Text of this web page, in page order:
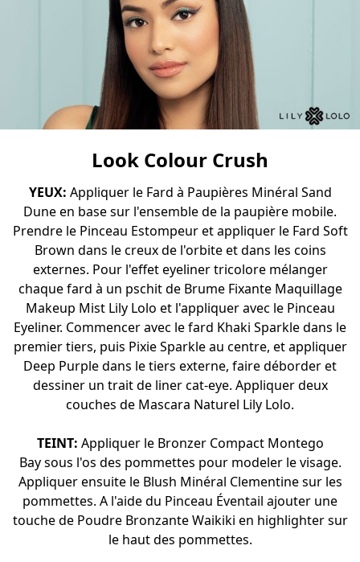
Look Colour Crush
YEUX: Appliquer le Fard à Paupières Minéral Sand
Duneen base sur l'ensemble de la paupière mobile.
Prendre le Pinceau Estompeur et appliquer le Fard Soft
Brown dans le creux de l'orbite et dans les coins
externes. Pour l'effet eyeliner tricolore mélanger
chaque fard à un pschit de Brume Fixante Maquillage
Makeup Mist Lily Lolo et l'appliquer avec le Pinceau
Eyeliner. Commencer avec le fard Khaki Sparkledans le
premier tiers, puis Pixie Sparkleau centre, et appliquer
Deep Purpledans le tiers externe, faire déborder et
dessiner un trait de liner cat-eye. Appliquer deux
couches de Mascara Naturel Lily Lolo.
TEINT: Appliquer le Bronzer Compact Montego
Baysous l'os des pommettes pour modeler le visage.
Appliquer ensuite le Blush Minéral Clementinesur les
pommettes. A l'aide du Pinceau Éventail ajouter une
touche de Poudre Bronzante Waikiki en highlighter sur
le haut des pommettes.